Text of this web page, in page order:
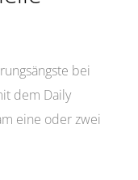
bei
dem Daily
eine oder zwei